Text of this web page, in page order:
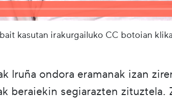
kasutan irakurgailuko CC botoian
Iruña ondora eramanak izan
beraiekin segiarazten